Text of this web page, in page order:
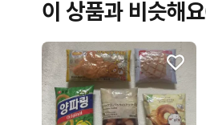
이 상품과 비슷해요